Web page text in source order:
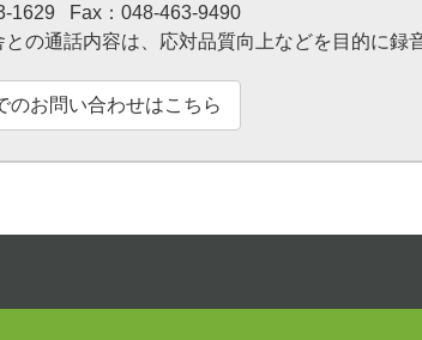
1629
Fax：048-463-9490
の通話内容は、応対品質向上などを目的に録
のお問い合わせはこちら